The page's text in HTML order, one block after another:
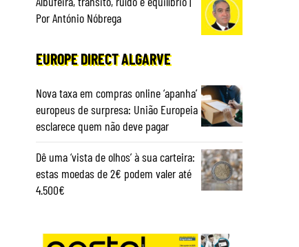
Por António Nóbrega
EUROPE DIRECT ALGARVE
Nova taxa em compras online ‘apanha’
europeus de surpresa: União Europeia
esclarece quem não deve pagar
Dê uma ‘vista de olhos’ à sua carteira:
estas moedas de 2€ podem valer até
4.500€